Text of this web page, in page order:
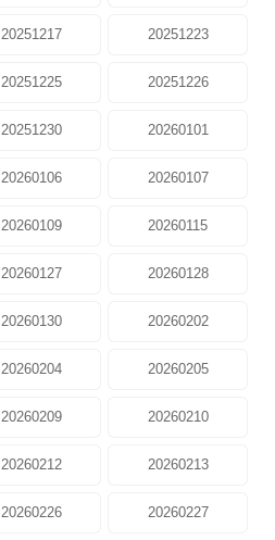
20251217 20251223
20251225 20251226
20251230 20260101
20260106 20260107
20260109 20260115
20260127 20260128
20260130 20260202
20260204 20260205
20260209 20260210
20260212 20260213
20260226 20260227